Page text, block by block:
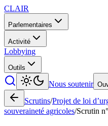
CLAIR
Parlementaires
Activité
Lobbying
Outils
Nous soutenir
Scrutins/Projet de loi
souveraineté agricoles/Scrutin n°